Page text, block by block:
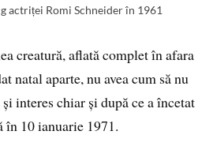
actriței Romi Schneider în 1961
creatură, aflată complet în afara
natal aparte, nu avea cum să nu
interes chiar și după ce a încetat
în 10 ianuarie 1971.